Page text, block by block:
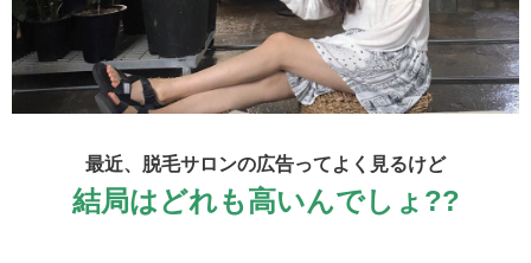
最近、脱毛サロンの広告ってよく見るけど
結局はどれも高いんでしょ??